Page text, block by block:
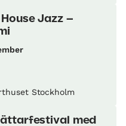
House Jazz –
Stockholm
med